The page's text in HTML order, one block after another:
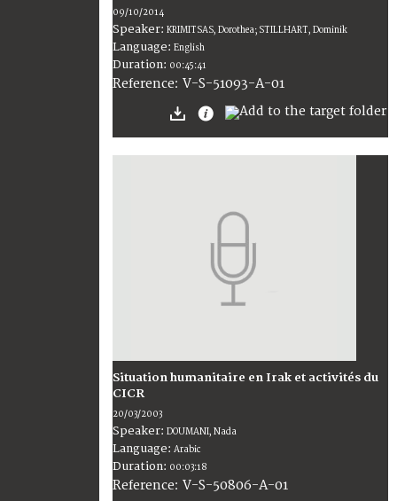
09/10/2014
Speaker: KRIMITSAS, Dorothea; STILLHART, Dominik
Language: English
Duration: 00:45:41
Reference: V-S-51093-A-01
Situation humanitaire en Irak et activités du
CICR
20/03/2003
Speaker: DOUMANI, Nada
Language: Arabic
Duration: 00:03:18
Reference: V-S-50806-A-01